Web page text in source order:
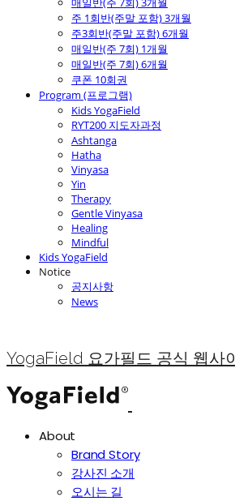
주 1회반(주말 포함) 3개월
주3회반(주말 포함) 6개월
매일반(주 7회) 1개월
매일반(주 7회) 6개월
쿠폰 10회권
Program (프로그램)
Kids YogaField
RYT200 지도자과정
Ashtanga
Hatha
Vinyasa
Yin
Therapy
Gentle Vinyasa
Healing
Mindful
Kids YogaField
Notice
공지사항
News
YogaField 요가필드 공식 웹사
About
Brand Story
강사진 소개
오시는 길